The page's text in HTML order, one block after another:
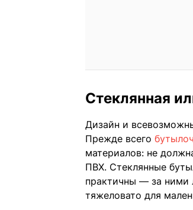
Стеклянная
Дизайн и
Прежде всего
материалов: не
ПВХ. Стеклянные
практичны — за ними
тяжеловато для